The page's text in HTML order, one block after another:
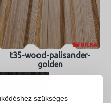
szükséges
t35-wood-palisander-
golden